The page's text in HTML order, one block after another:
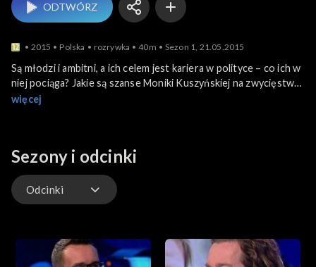
ODTWÓRZ
2015 Polska rozrywka 40m Sezon 1, 21.05.2015
Są młodzi i ambitni, a ich celem jest kariera w polityce – co ich w
niej pociąga? Jakie są szanse Moniki Kuszyńskiej na zwycięstwo
w Eurowizji? Alkohol i papierosy to nie jedyne współczesne
więcej
Sezony i odcinki
Odcinki